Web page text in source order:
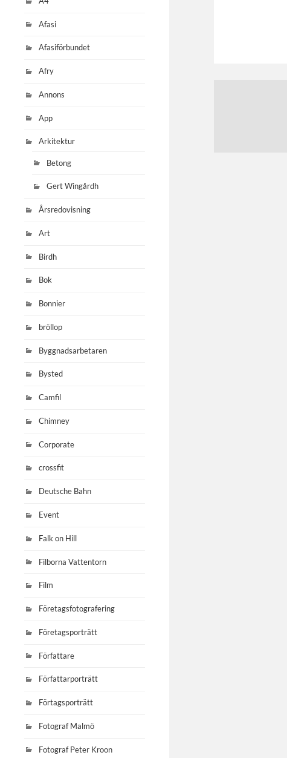
Afasi
Afasiförbundet
Afry
Annons
App
Arkitektur
Betong
Gert Wingårdh
Årsredovisning
Art
Birdh
Bok
Bonnier
bröllop
Byggnadsarbetaren
Bysted
Camfil
Chimney
Corporate
crossfit
Deutsche Bahn
Event
Falk on Hill
Filborna Vattentorn
Film
Företagsfotografering
Företagsporträtt
Författare
Författarporträtt
Förtagsporträtt
Fotograf Malmö
Fotograf Peter Kroon